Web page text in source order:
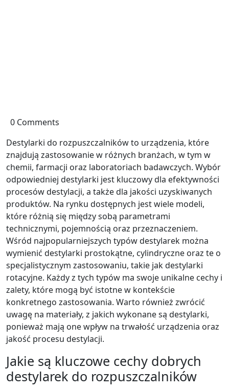
0 Comments
Destylarki do rozpuszczalników to urządzenia, które
znajdują zastosowanie w różnych branżach, w tym w
chemii, farmacji oraz laboratoriach badawczych. Wybór
odpowiedniej destylarki jest kluczowy dla efektywności
procesów destylacji, a także dla jakości uzyskiwanych
produktów. Na rynku dostępnych jest wiele modeli,
które różnią się między sobą parametrami
technicznymi, pojemnością oraz przeznaczeniem.
Wśród najpopularniejszych typów destylarek można
wymienić destylarki prostokątne, cylindryczne oraz te o
specjalistycznym zastosowaniu, takie jak destylarki
rotacyjne. Każdy z tych typów ma swoje unikalne cechy i
zalety, które mogą być istotne w kontekście
konkretnego zastosowania. Warto również zwrócić
uwagę na materiały, z jakich wykonane są destylarki,
ponieważ mają one wpływ na trwałość urządzenia oraz
jakość procesu destylacji.
Jakie są kluczowe cechy dobrych
destylarek do rozpuszczalników